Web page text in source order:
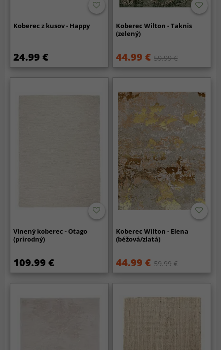
Koberec z kusov - Happy
24.99 €
Koberec Wilton - Taknis
(zelený)
44.99 € 59.99 €
Vlnený koberec - Otago
(prírodný)
109.99 €
Koberec Wilton - Elena
(béžová/zlatá)
44.99 € 59.99 €